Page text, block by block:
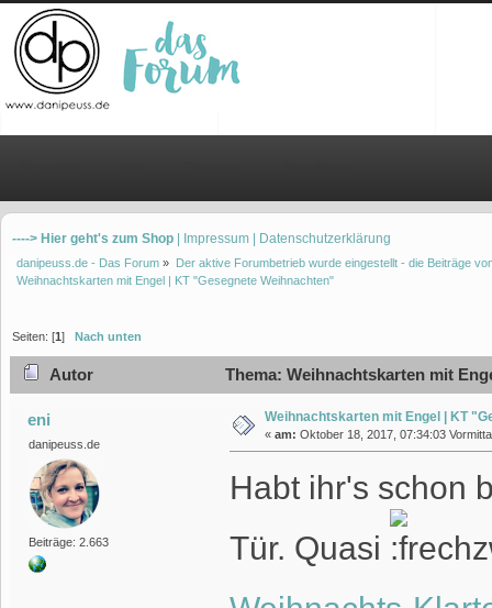
----> Hier geht's zum Shop | Impressum | Datenschutzerklärung
danipeuss.de - Das Forum » Der aktive Forumbetrieb wurde eingestellt - die Beiträge
Weihnachtskarten mit Engel | KT "Gesegnete Weihnachten"
Seiten: [1] Nach unten
Autor Thema: Weihnachtskarten mit
eni
danipeuss.de
Beiträge: 2.663
Weihnachtskarten mit Engel | KT
« am: Oktober 18, 2017, 07:34:03
Habt ihr's schon
Tür. Quasi